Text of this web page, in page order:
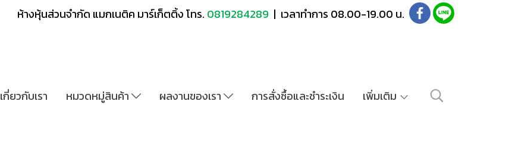
ห้างหุ้นส่วนจำกัด แมกเนติค มาร์เก็ตติ้ง โทร. 0819284289 | เวลาทำการ 08.00-19.00 น.
เกี่ยวกับเรา หมวดหมู่สินค้า ผลงานของเรา การสั่งซื้อและชำระเงิน เพิ่มเติม